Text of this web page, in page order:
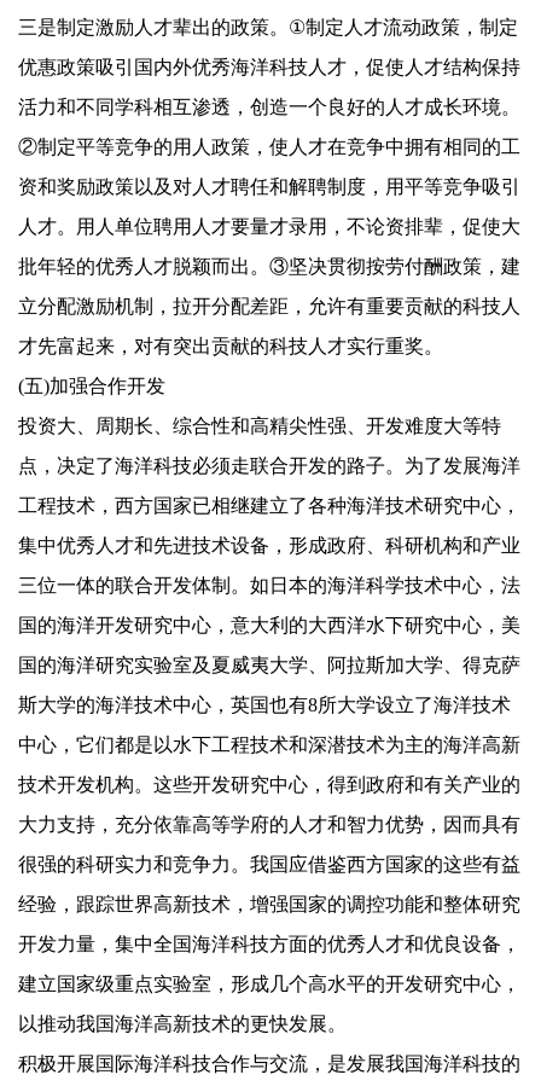
三是制定激励人才辈出的政策。 ①制定人才流动政策，制定
优惠政策吸引国内外优秀海洋科技人才，促使人才结构保持
活力和不同学科相互渗透，创造一个良好的人才成长环境。
②制定平等竞争的用人政策，使人才在竞争中拥有相同的工
资和奖励政策以及对人才聘任和解聘制度，用平等竞争吸引
人才。用人单位聘用人才要量才录用，不论资排辈，促使大
批年轻的优秀人才脱颖而出。③坚决贯彻按劳付酬政策，建
立分配激励机制，拉开分配差距，允许有重要贡献的科技人
才先富起来，对有突出贡献的科技人才实行重奖。
(五)加强合作开发
投资大、周期长、综合性和高精尖性强、开发难度大等特
点，决定了海洋科技必须走联合开发的路子。为了发展海洋
工程技术，西方国家已相继建立了各种海洋技术研究中心，
集中优秀人才和先进技术设备，形成政府、科研机构和产业
三位一体的联合开发体制。如日本的海洋科学技术中心，法
国的海洋开发研究中心，意大利的大西洋水下研究中心，美
国的海洋研究实验室及夏威夷大学、阿拉斯加大学、得克萨
斯大学的海洋技术中心，英国也有8所大学设立了海洋技术
中心，它们都是以水下工程技术和深潜技术为主的海洋高新
技术开发机构。这些开发研究中心，得到政府和有关产业的
大力支持，充分依靠高等学府的人才和智力优势，因而具有
很强的科研实力和竞争力。我国应借鉴西方国家的这些有益
经验，跟踪世界高新技术，增强国家的调控功能和整体研究
开发力量，集中全国海洋科技方面的优秀人才和优良设备，
建立国家级重点实验室，形成几个高水平的开发研究中心，
以推动我国海洋高新技术的更快发展。
积极开展国际海洋科技合作与交流，是发展我国海洋科技的